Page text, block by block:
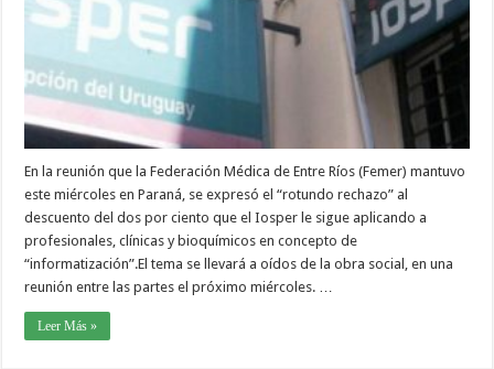
En la reunión que la Federación Médica de Entre Ríos (Femer) mantuvo
este miércoles en Paraná, se expresó el “rotundo rechazo” al
descuento del dos por ciento que el Iosper le sigue aplicando a
profesionales, clínicas y bioquímicos en concepto de
“informatización”.El tema se llevará a oídos de la obra social, en una
reunión entre las partes el próximo miércoles. …
Leer Más »